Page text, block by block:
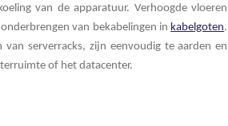
van de apparatuur. Verhoogde vloeren
van bekabelingen in kabelgoten.
serverracks, zijn eenvoudig te aarden en
of het datacenter.